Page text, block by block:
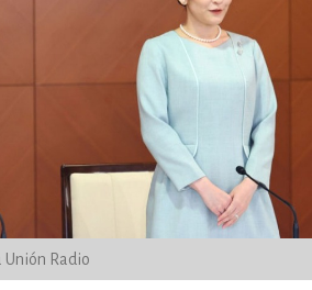
Unión Radio